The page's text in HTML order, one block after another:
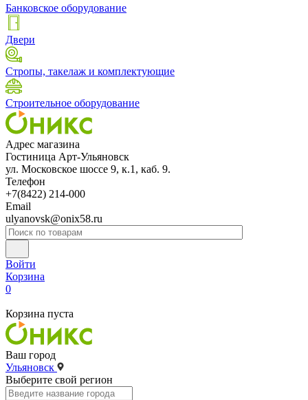
Банковское оборудование
Двери
Стропы, такелаж и комплектующие
Строительное оборудование
Адрес магазина
Гостиница Арт-Ульяновск
ул. Московское шоссе 9, к.1, каб. 9.
Телефон
+7(8422) 214-000
Email
ulyanovsk@onix58.ru
Войти
Корзина
0
Корзина пуста
Ваш город
Ульяновск
Выберите свой регион